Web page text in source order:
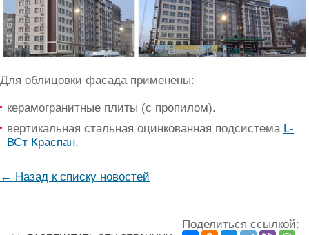
Для облицовки фасада применены:
керамогранитные плиты (с пропилом).
вертикальная стальная оцинкованная подсистема L-
ВСт Краспан.
← Назад к списку новостей
Поделиться ссылкой: